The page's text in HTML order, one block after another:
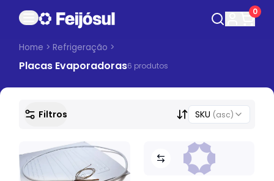
0
Home >Refrigeração >
Placas Evaporadoras6 produtos
Filtros SKU (asc)